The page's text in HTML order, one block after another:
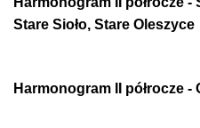
Stare Sioło, Stare Oleszyce
Harmonogram II półrocze